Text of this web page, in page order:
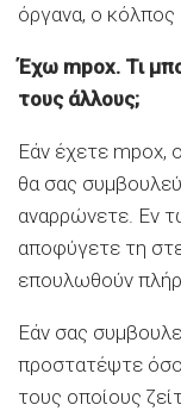
όργανα, ο
Έχω mpox. Τι
τους άλλους;
Εάν έχετε mpox,
θα σας
αναρρώνετε. Εν
αποφύγετε τη
επουλωθούν
Εάν σας
προστατέψτε
τους οποίους